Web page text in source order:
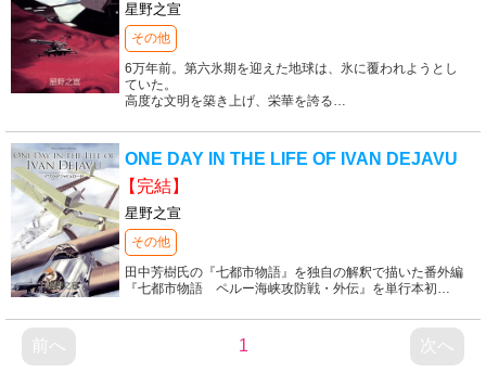
星野之宣
その他
6万年前。第六氷期を迎えた地球は、氷に覆われようとし
ていた。
高度な文明を築き上げ、栄華を誇る…
ONE DAY IN THE LIFE OF IVAN DEJAVU
【完結】
星野之宣
その他
田中芳樹氏の『七都市物語』を独自の解釈で描いた番外編
『七都市物語 ペルー海峡攻防戦・外伝』を単行本初…
前へ 1 次へ